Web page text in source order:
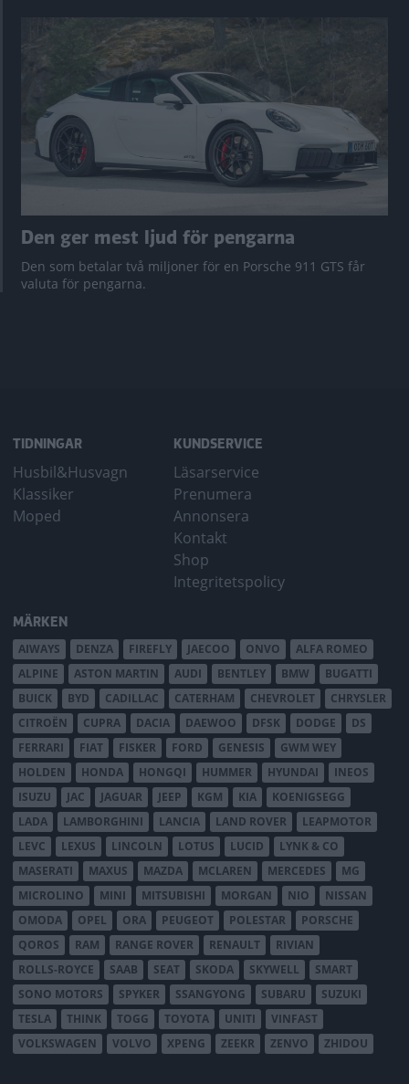
Den ger mest ljud för pengarna
Den som betalar två miljoner för en Porsche 911 GTS får
valuta för pengarna.
TIDNINGAR
Husbil&Husvagn
Klassiker
Moped
KUNDSERVICE
Läsarservice
Prenumera
Annonsera
Kontakt
Shop
Integritetspolicy
MÄRKEN
AIWAYS DENZA FIREFLY JAECOO ONVO
ALFA ROMEO
ALPINE
ASTON MARTIN AUDI BENTLEY BMW
BUGATTI
BUICK
BYD CADILLAC CATERHAM CHEVROLET
CHRYSLER
CITROËN
CUPRA DACIA DAEWOO DFSK DODGE
DS
FERRARI
FIAT FISKER FORD GENESIS
GWM WEY
HOLDEN
HONDA HONGQI HUMMER HYUNDAI
INEOS
ISUZU
JAC JAGUAR JEEP KGM KIA
KOENIGSEGG
LADA
LAMBORGHINI LANCIA LAND ROVER
LEAPMOTOR
LEVC
LEXUS LINCOLN LOTUS LUCID
LYNK & CO
MASERATI
MAXUS MAZDA MCLAREN MERCEDES
MG
MICROLINO
MINI MITSUBISHI MORGAN NIO
NISSAN
OMODA
OPEL ORA PEUGEOT POLESTAR
PORSCHE
QOROS
RAM RANGE ROVER RENAULT
RIVIAN
ROLLS-ROYCE
SAAB SEAT SKODA SKYWELL
SMART
SONO MOTORS
SPYKER SSANGYONG SUBARU
SUZUKI
TESLA
THINK TOGG TOYOTA UNITI
VINFAST
VOLKSWAGEN
VOLVO XPENG ZEEKR ZENVO ZHIDOU